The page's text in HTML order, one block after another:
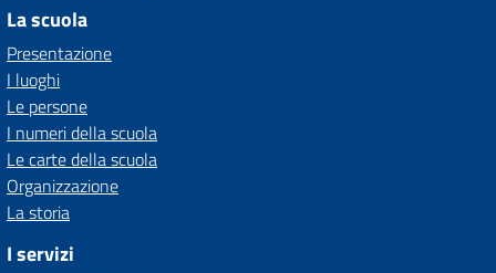
La scuola
Presentazione
I luoghi
Le persone
I numeri della scuola
Le carte della scuola
Organizzazione
La storia
I servizi